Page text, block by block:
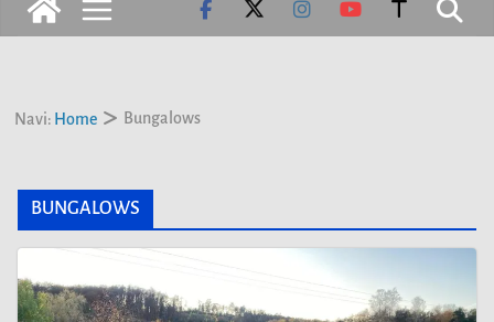
Navi: Home Bungalows
BUNGALOWS